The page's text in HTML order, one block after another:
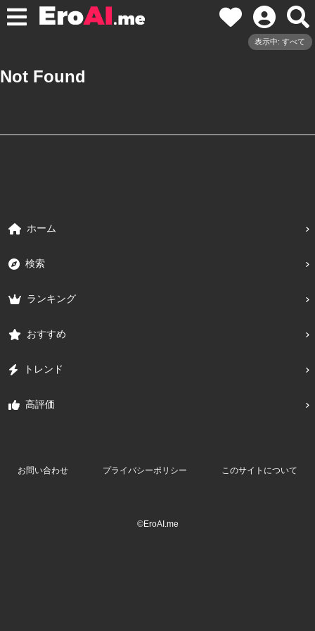
表示中: すべて
Not Found
ホーム
検索
ランキング
おすすめ
トレンド
高評価
お問い合わせ プライバシーポリシー このサイトについて
©EroAI.me